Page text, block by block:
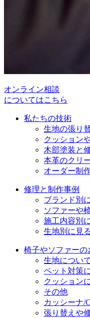
オンライン相談
についてはこちら
私たちの技術
生地の張り
クッション
木部塗装と
本革のクリ
オーダー制
修理と制作事例
ブランド別
ソファーや
施工内容別
生地別に見る
椅子やソファーの
生地について
ペット対策
クッション
その他
カッシーナ/
張り替えや